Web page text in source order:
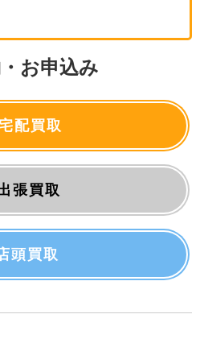
お申込み
配買取
張買取
頭買取